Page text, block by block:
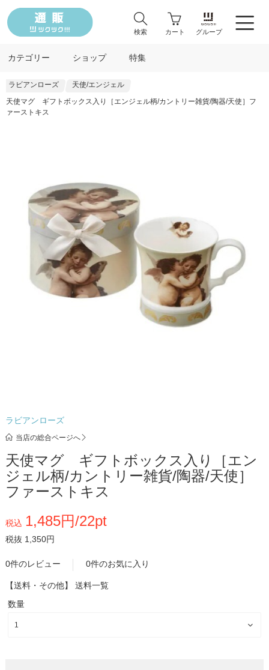
検索 カート グループ
カテゴリー ショップ 特集
ラビアンローズ
天使/エンジェル
天使マグ ギフトボックス入り［エンジェル柄/カントリー雑貨/陶器/天使］フ
ァーストキス
ラビアンローズ
当店の総合ページへ
天使マグ ギフトボックス入り［エン
ジェル柄/カントリー雑貨/陶器/天使］
ファーストキス
税込 1,485円/22pt
税抜 1,350円
0件のレビュー 0件のお気に入り
【送料・その他】 送料一覧
数量